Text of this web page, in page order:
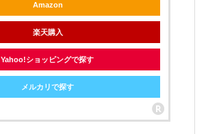
Amazon
楽天購入
Yahoo!ショッピングで探す
メルカリで探す